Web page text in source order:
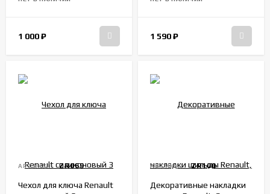
1 000₽ 1 590₽
АРТИКУЛ: ZR069
Чехол для ключа Renault
АРТИКУЛ: ZR100
Декоративные накладки